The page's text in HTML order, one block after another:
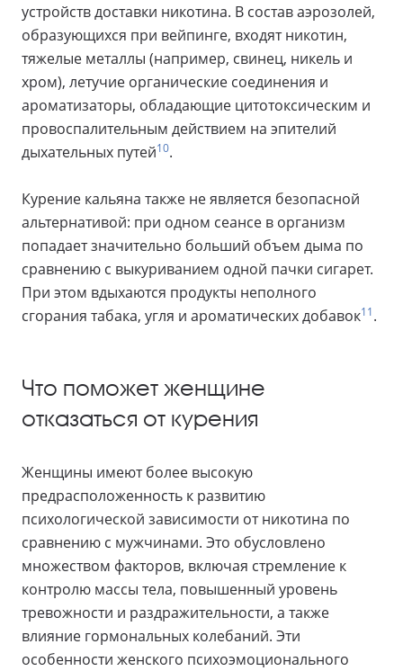
устройств доставки никотина. В состав аэрозолей,
образующихся при вейпинге, входят никотин,
тяжелые металлы (например, свинец, никель и
хром), летучие органические соединения и
ароматизаторы, обладающие цитотоксическим и
провоспалительным действием на эпителий
дыхательных путей10.
Курение кальяна также не является безопасной
альтернативой: при одном сеансе в организм
попадает значительно больший объем дыма по
сравнению с выкуриванием одной пачки сигарет.
При этом вдыхаются продукты неполного
сгорания табака, угля и ароматических добавок11.
Что поможет женщине
отказаться от курения
Женщины имеют более высокую
предрасположенность к развитию
психологической зависимости от никотина по
сравнению с мужчинами. Это обусловлено
множеством факторов, включая стремление к
контролю массы тела, повышенный уровень
тревожности и раздражительности, а также
влияние гормональных колебаний. Эти
особенности женского психоэмоционального